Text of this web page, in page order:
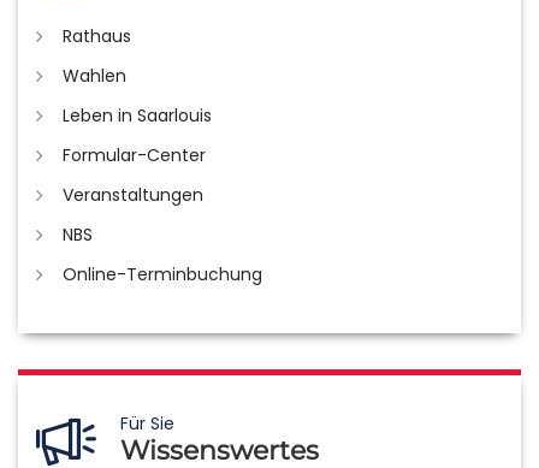
Rathaus
Wahlen
Leben in Saarlouis
Formular-Center
Veranstaltungen
NBS
Online-Terminbuchung
Für Sie
Wissenswertes